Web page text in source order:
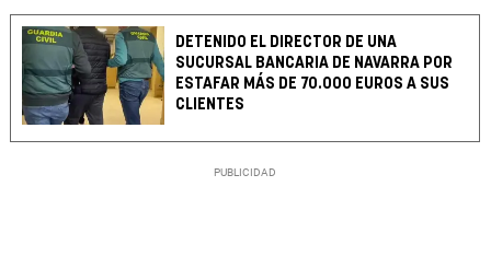
DETENIDO EL DIRECTOR DE UNA
SUCURSAL BANCARIA DE NAVARRA POR
ESTAFAR MÁS DE 70.000 EUROS A SUS
CLIENTES